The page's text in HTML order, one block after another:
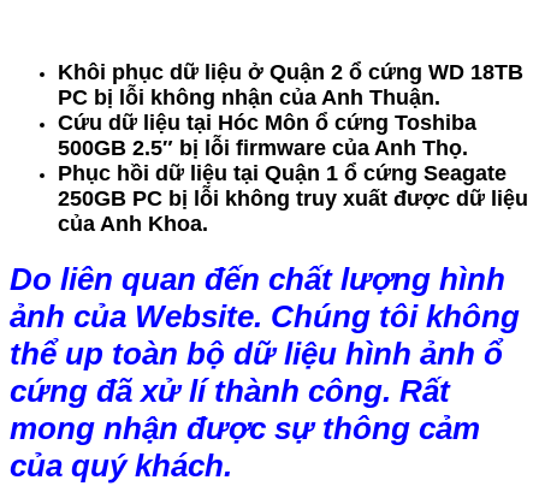
Khôi phục dữ liệu ở Quận 2 ổ cứng WD 18TB
PC bị lỗi không nhận của Anh Thuận.
Cứu dữ liệu tại Hóc Môn ổ cứng Toshiba
500GB 2.5″ bị lỗi firmware của Anh Thọ.
Phục hồi dữ liệu tại Quận 1 ổ cứng Seagate
250GB PC bị lỗi không truy xuất được dữ liệu
của Anh Khoa.
Do liên quan đến chất lượng hình
ảnh của Website. Chúng tôi không
thể up toàn bộ dữ liệu hình ảnh ổ
cứng đã xử lí thành công. Rất
mong nhận được sự thông cảm
của quý khách.